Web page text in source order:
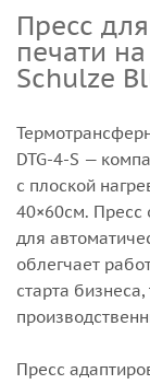
Пресс для термотрансферной
печати
Schulze
DTG-4-S —
с плоской
40×60см. Пресс
для
облегчает
старта
Пресс